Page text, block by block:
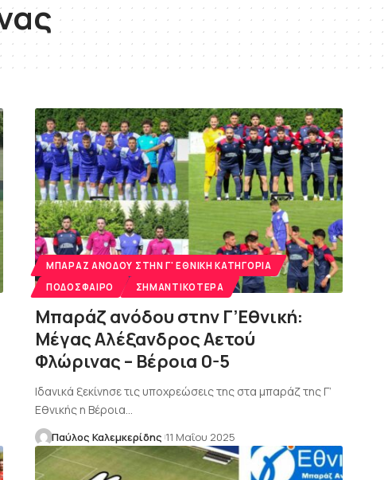
MΠΑΡΑΖ ΑΝΌΔΟΥ ΣΤΗΝ Γ' ΕΘΝΙΚΉ ΚΑΤΗΓΟΡΊΑ
ΠΟΔΌΣΦΑΙΡΟ
ΣΗΜΑΝΤΙΚΌΤΕΡΑ
Μπαράζ ανόδου στην Γ’Εθνική:
Μέγας Αλέξανδρος Αετού
Φλώρινας – Βέροια 0-5
Ιδανικά ξεκίνησε τις υποχρεώσεις της στα μπαράζ της Γ’
Εθνικής η Βέροια…
Παύλος Καλεμκερίδης 11 Μαΐου 2025